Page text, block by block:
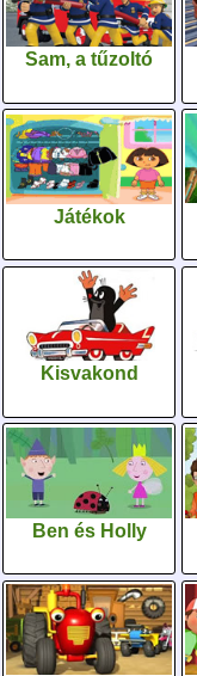
Sam, a tűzoltó
Játékok
Kisvakond
Ben és Holly